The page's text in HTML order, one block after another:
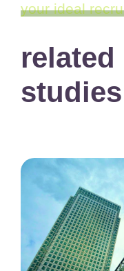
your ideal
related
studies